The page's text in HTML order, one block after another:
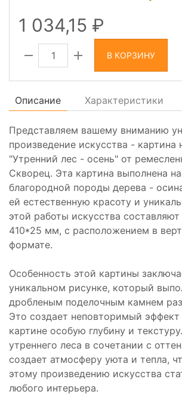
1 034,15
В КОРЗИНУ
Описание Характеристики
Представляем вашему вниманию
произведение искусства - картина
"Утренний лес - осень" от
Скворец. Эта картина выполнена
благородной породы дерева -
ей естественную красоту и
этой работы искусства
410*25 мм, с расположением в
формате.
Особенность этой картины
уникальном рисунке, который
дробленым поделочным камнем
Это создает неповторимый эффект
картине особую глубину и
утреннего леса в сочетании с
создает атмосферу уюта и тепла,
этому произведению искусства
любого интерьера.